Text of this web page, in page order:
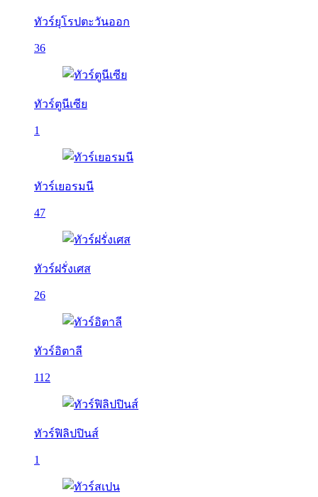
ทัวร์ยุโรปตะวันออก
36
ทัวร์ตูนีเซีย
1
ทัวร์เยอรมนี
47
ทัวร์ฝรั่งเศส
26
ทัวร์อิตาลี
112
ทัวร์ฟิลิปปินส์
1